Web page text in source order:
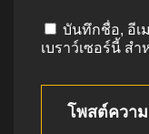
บันทึกชื่อ, อีเ
เบราว์เซอร์นี้ ส
โพสต์ควา